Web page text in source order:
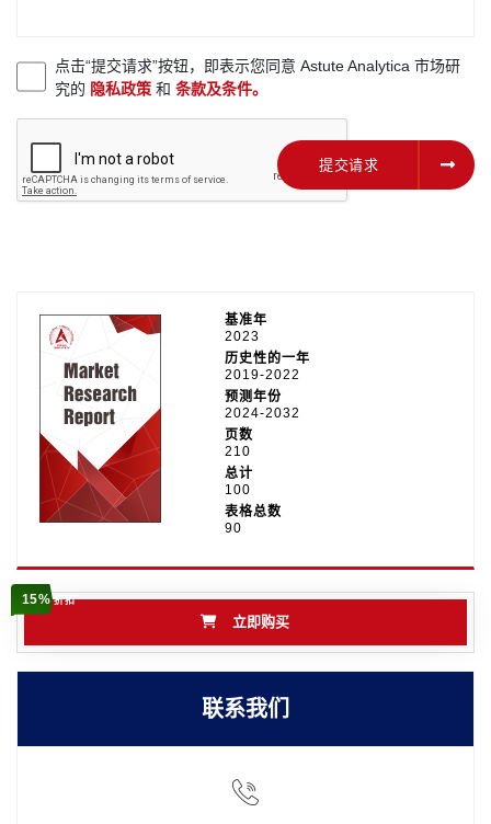
点击“提交请求”按钮，即表示您同意 Astute Analytica 市场研
究的 隐私政策 和条款及条件。
提交请求
基准年
2023
历史性的一年
2019-2022
预测年份
2024-2032
页数
210
总计
100
表格总数
90
15%折扣
立即购买
联系我们